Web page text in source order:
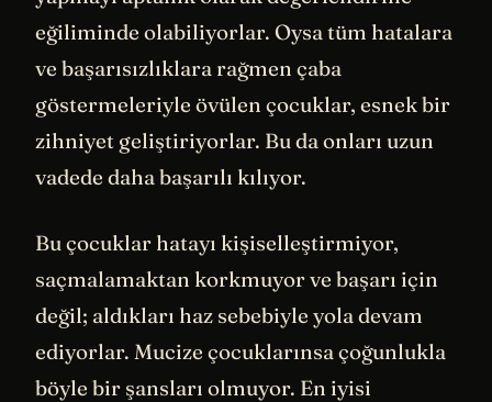
eğiliminde olabiliyorlar. Oysa tüm hatalara
ve başarısızlıklara rağmen çaba
göstermeleriyle övülen çocuklar, esnek bir
zihniyet geliştiriyorlar. Bu da onları uzun
vadede daha başarılı kılıyor.
Bu çocuklar hatayı kişiselleştirmiyor,
saçmalamaktan korkmuyor ve başarı için
değil; aldıkları haz sebebiyle yola devam
ediyorlar. Mucize çocuklarınsa çoğunlukla
böyle bir şansları olmuyor. En iyisi